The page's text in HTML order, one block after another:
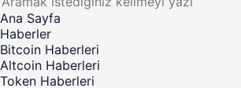
Ana Sayfa
Haberler
Bitcoin Haberleri
Altcoin Haberleri
Token Haberleri